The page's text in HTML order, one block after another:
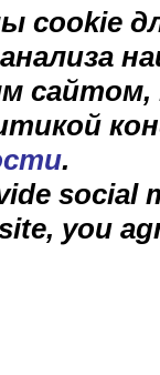
cookie
.
social
you